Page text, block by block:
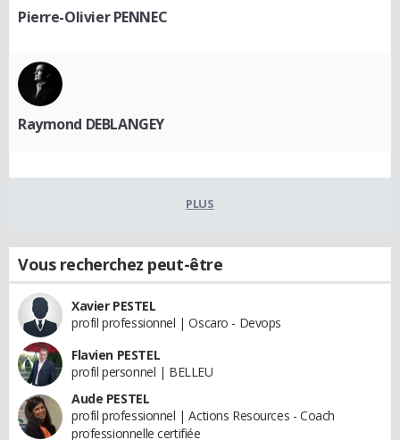
Pierre-Olivier PENNEC
Raymond DEBLANGEY
PLUS
Vous recherchez peut-être
Xavier PESTEL
profil professionnel | Oscaro - Devops
Flavien PESTEL
profil personnel | BELLEU
Aude PESTEL
profil professionnel | Actions Resources - Coach
professionnelle certifiée